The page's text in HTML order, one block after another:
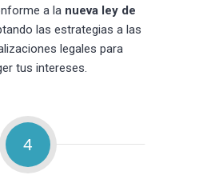
a la nueva ley de
las estrategias a las
legales para
tus intereses.
4